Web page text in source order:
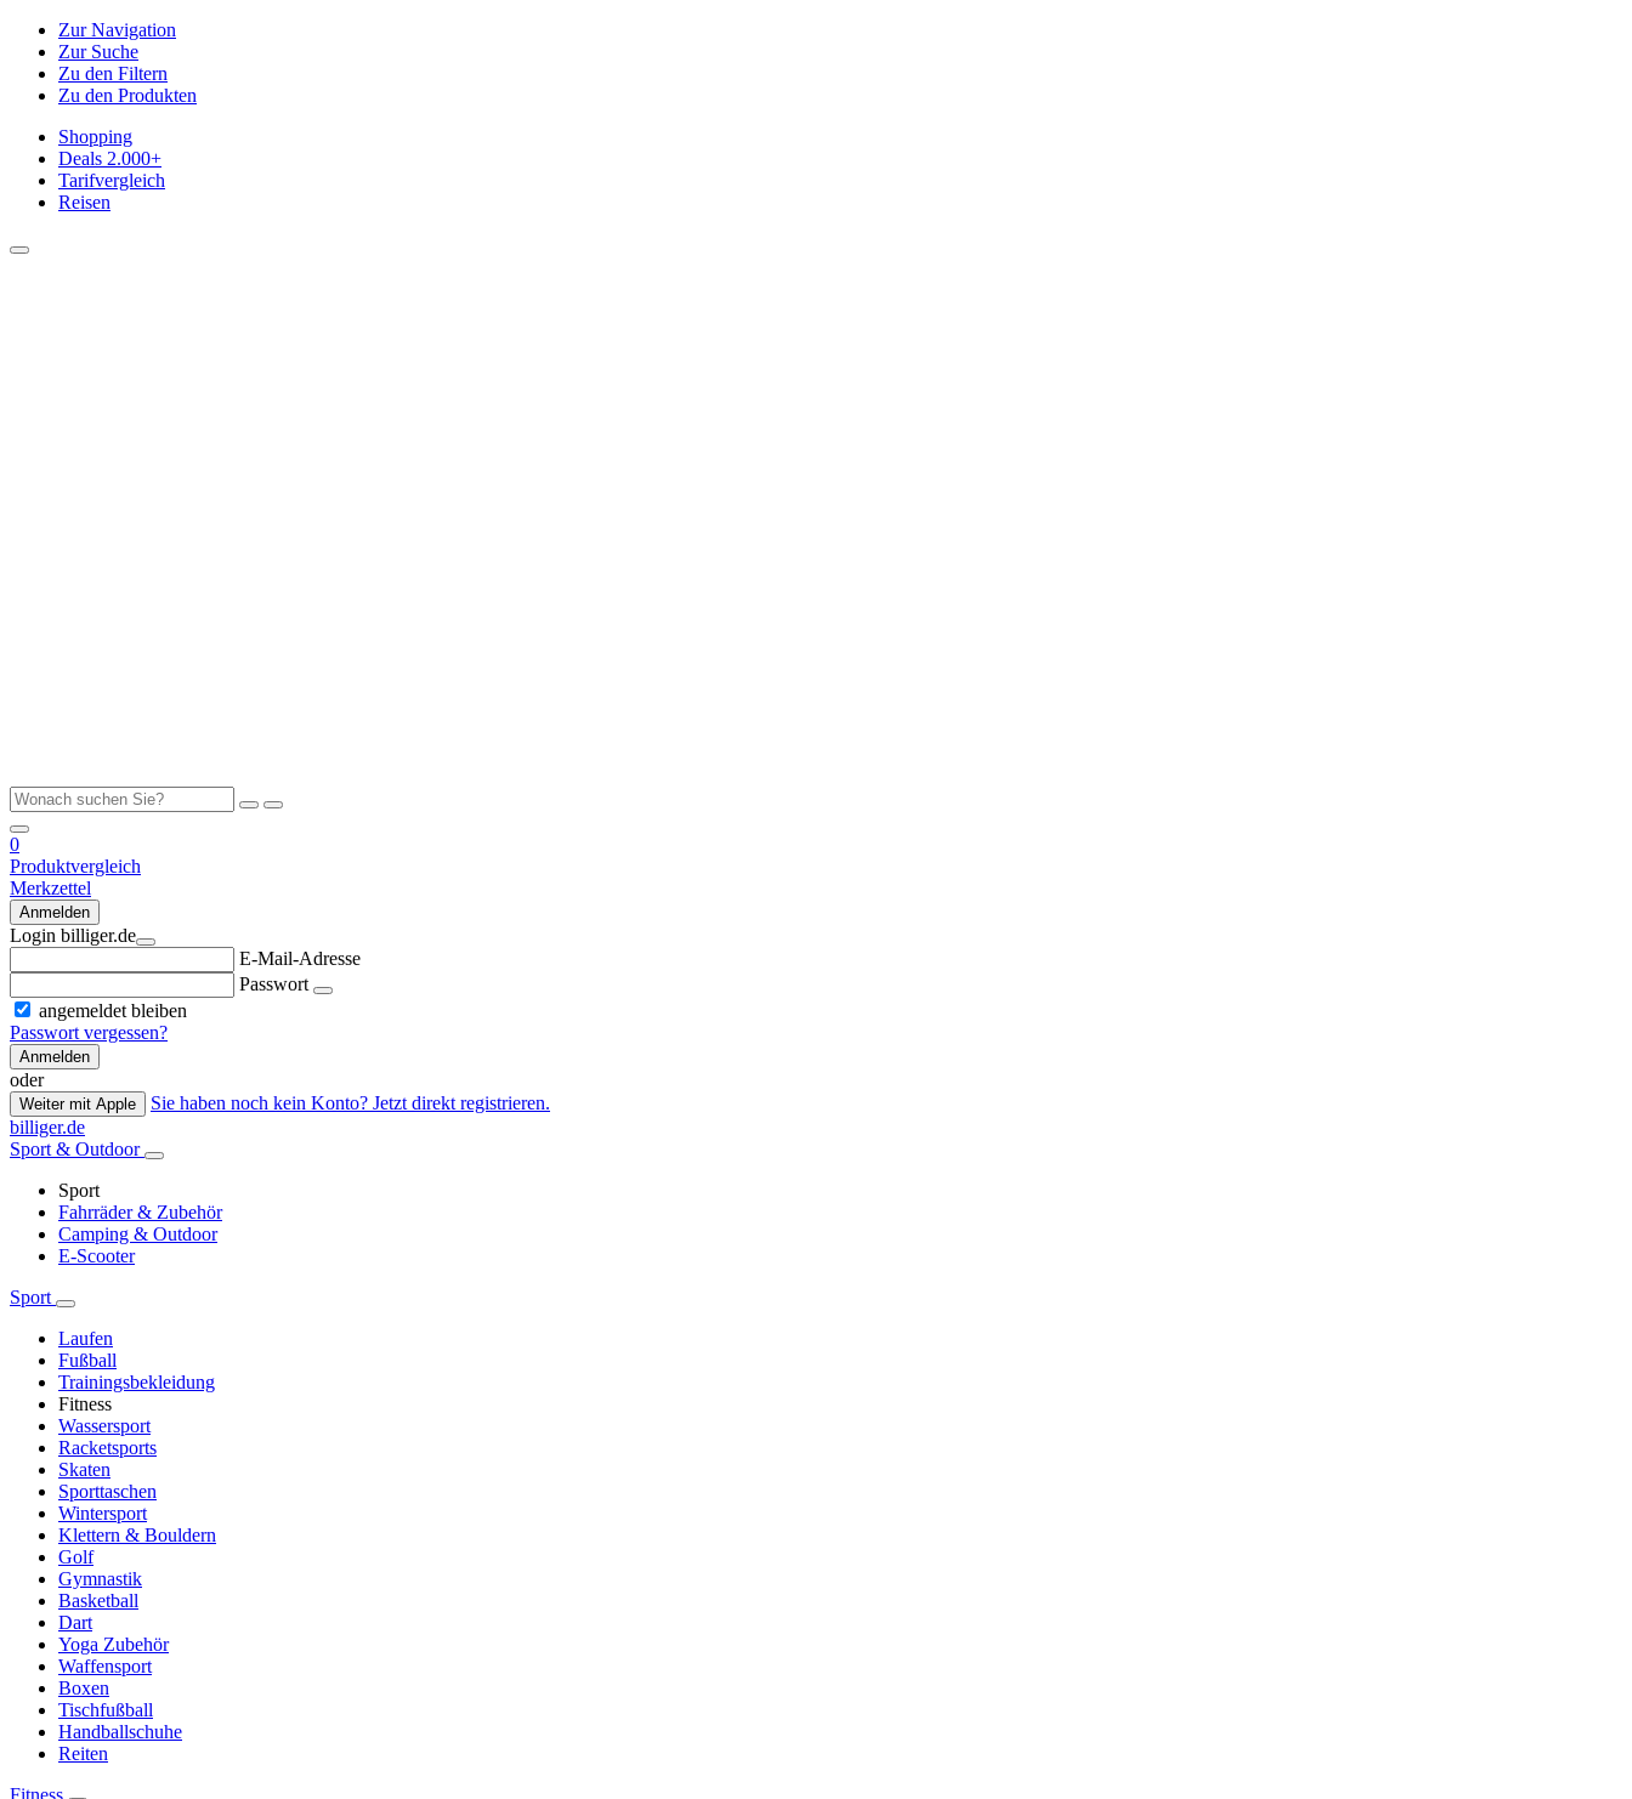
Zur Navigation
Zur Suche
Zu den Filtern
Zu den Produkten
Shopping
Deals 2.000+
Tarifvergleich
Reisen
0
Produktvergleich
Merkzettel
Anmelden
Login billiger.de
E-Mail-Adresse
Passwort
angemeldet bleiben
Passwort vergessen?
Anmelden
oder
Weiter mit Apple
Sie haben noch kein Konto? Jetzt direkt registrieren.
billiger.de
Sport & Outdoor
Sport
Fahrräder & Zubehör
Camping & Outdoor
E-Scooter
Sport
Laufen
Fußball
Trainingsbekleidung
Fitness
Wassersport
Racketsports
Skaten
Sporttaschen
Wintersport
Klettern & Bouldern
Golf
Gymnastik
Basketball
Dart
Yoga Zubehör
Waffensport
Boxen
Tischfußball
Handballschuhe
Reiten